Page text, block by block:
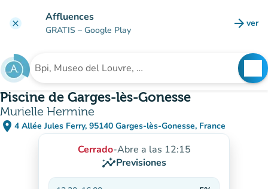
clear Affluences
GRATIS – Google Play arrow_forward ver
Buscar un establecimiento
Piscine de Garges-lès-Gonesse
Murielle Hermine
place 4 Allée Jules Ferry, 95140 Garges-lès-Gonesse, France
(abrir en Google Maps)
(nueva pestaña)
Cerrado-Abre a las 12:15
insightsPrevisiones